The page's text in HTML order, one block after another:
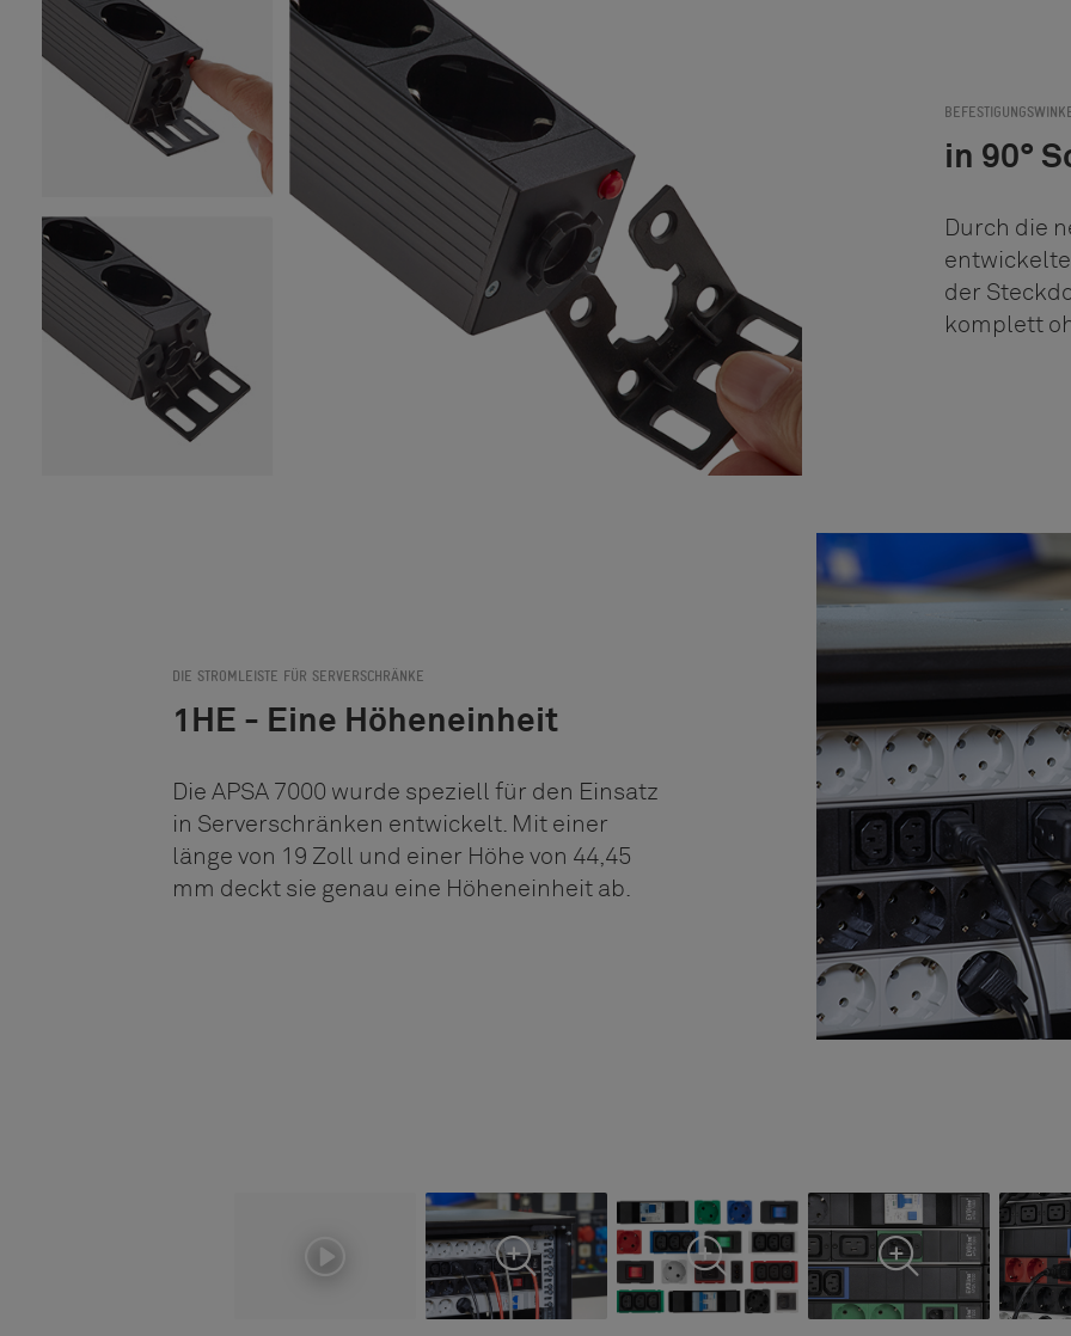
in 90°
Durch die
der
komplett
DIE STROMLEISTE FÜR SERVERSCHRÄNKE
1HE - Eine Höheneinheit
Die APSA 7000 wurde speziell für den Einsatz
in Serverschränken entwickelt. Mit einer
länge von 19 Zoll und einer Höhe von 44,45
mm deckt sie genau eine Höheneinheit ab.